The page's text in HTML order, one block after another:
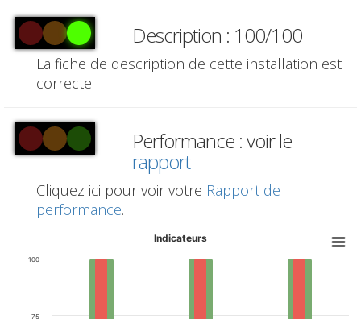
Description : 100/100
La fiche de description de cette installation est
correcte.
Performance : voir le
rapport
Cliquez ici pour voir votre Rapport de
performance.
Indicateurs
75
100